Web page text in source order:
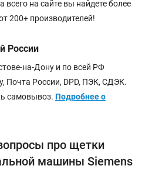
всего на сайте вы найдете более
200+ производителей!
России
на-Дону и по всей РФ
Почта России, DPD, ПЭК, СДЭК.
самовывоз. Подробнее о
про щетки
машины Siemens